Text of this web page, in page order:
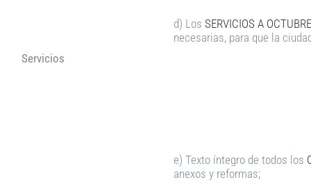
Servicios
d) Los SERVICIOS A
necesarias, para que la
e) Texto íntegro de todos los
anexos y reformas;